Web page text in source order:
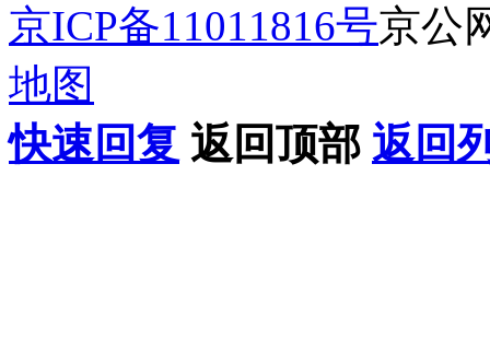
京ICP备11011816号京公
地图
快速回复 返回顶部 返回